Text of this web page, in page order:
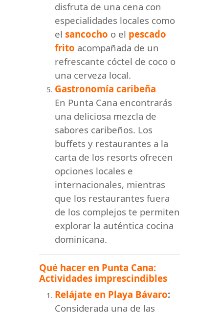
disfruta de una cena con
especialidades locales como
el sancocho o el pescado
frito acompañada de un
refrescante cóctel de coco o
una cerveza local.
Gastronomía caribeña
En Punta Cana encontrarás
una deliciosa mezcla de
sabores caribeños. Los
buffets y restaurantes a la
carta de los resorts ofrecen
opciones locales e
internacionales, mientras
que los restaurantes fuera
de los complejos te permiten
explorar la auténtica cocina
dominicana.
Qué hacer en Punta Cana:
Actividades imprescindibles
Relájate en Playa Bávaro:
Considerada una de las